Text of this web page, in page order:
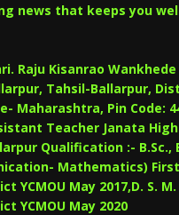
news that keeps you
Raju Kisanrao
Tahsil-Ballarpur,
Maharashtra, Pin Code:
Teacher Janata High
Qualification :- B.Sc.,
Mathematics)
YCMOU May 2017,D. S.
YCMOU May 2020